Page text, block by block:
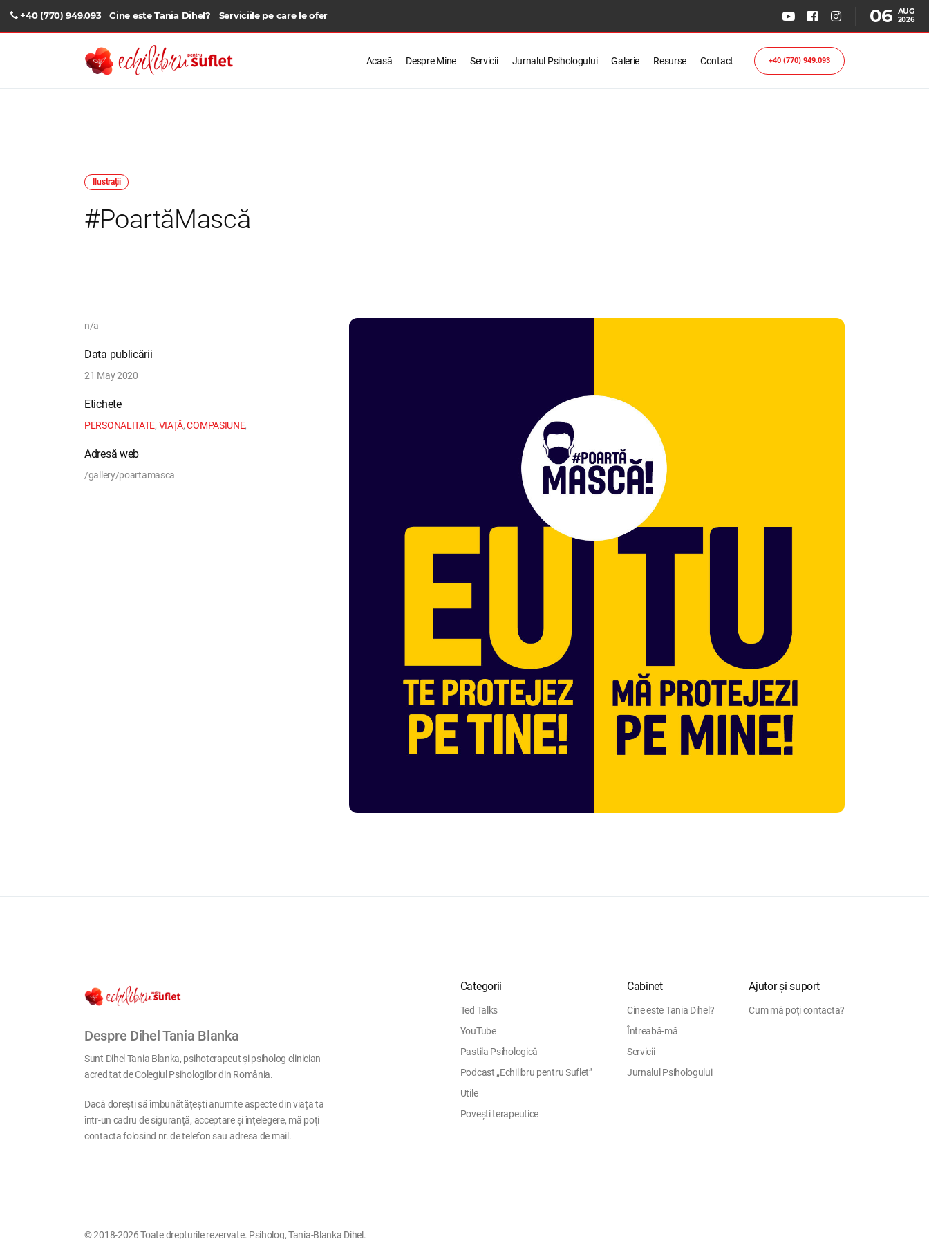
+40 (770) 949.093 Cine este Tania Dihel? Serviciile pe care le ofer 06 AUG
2026
Acasă Despre Mine Servicii Jurnalul Psihologului Galerie Resurse Contact +40 (770) 949.093
Ilustrații
#PoartăMască
n/a
Data publicării
21 May 2020
Etichete
PERSONALITATE, VIAȚĂ,COMPASIUNE,
Adresă web
/gallery/poartamasca
Despre Dihel Tania Blanka
Sunt Dihel Tania Blanka, psihoterapeut și psiholog clinician
acreditat de Colegiul Psihologilor din România.
Dacă dorești să îmbunătățești anumite aspecte din viața ta
într-un cadru de siguranță, acceptare și înțelegere, mă poți
contacta folosind nr. de telefon sau adresa de mail.
Categorii
Ted Talks
YouTube
Pastila Psihologică
Podcast „Echilibru pentru Suflet”
Utile
Povești terapeutice
Cabinet
Cine este Tania Dihel?
Întreabă-mă
Servicii
Jurnalul Psihologului
Ajutor și suport
Cum mă poți contacta?
© 2018-2026 Toate drepturile rezervate. Psiholog, Tania-Blanka Dihel.